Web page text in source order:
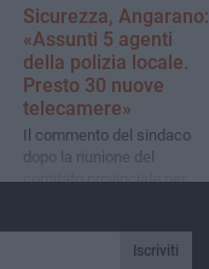
Sicurezza, Angarano:
«Assunti 5 agenti
della polizia locale.
Presto 30 nuove
telecamere»
Il commento del sindaco
dopo la riunione del
comitato provinciale per
Iscriviti